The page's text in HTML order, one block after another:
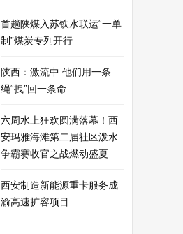
首趟陕煤入苏铁水联运“一单
制”煤炭专列开行
陕西：激流中 他们用一条
绳“拽”回一条命
六周水上狂欢圆满落幕！西
安玛雅海滩第二届社区泼水
争霸赛收官之战燃动盛夏
西安制造新能源重卡服务成
渝高速扩容项目